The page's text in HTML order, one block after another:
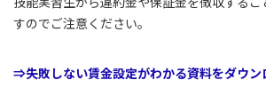
すのでご注意ください。
⇒失敗しない賃金設定がわかる資料をダウン